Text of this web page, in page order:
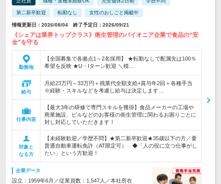
第二新卒歓迎 転勤なし 女性のおしごと掲載中
情報更新日：2026/08/04 終了予定日：2026/09/21
《シェアは業界トップクラス》衛生管理のパイオニア企業で食品の“安
全”を守る
勤務地
【全国募集で各拠点1～2名採用】 ★転勤なしで配属先は100％
希望を反映 ★U・Iターン歓迎 ＼積…
給与
月給23万円～33万円＋残業代全額支給+賞与年2回＋各種手当
※経験・スキルなどを考慮し給与は決定します…
仕事内容
【最大3年の研修で専門スキルを獲得】食品メーカーの工場や
商業施設、ビルなどのお客様の衛生管理に関わるお困りごとに
対し対応していただきます！
対象と
なる方
【未経験歓迎／学歴不問】★第二新卒歓迎★35歳以下の方／要
普通自動車運転免許（AT限定可） ◆「人の役に立つ仕事がし
たい」という方歓迎！
企業データ
設立：1959年6月／従業員数：1,547人／本社所在